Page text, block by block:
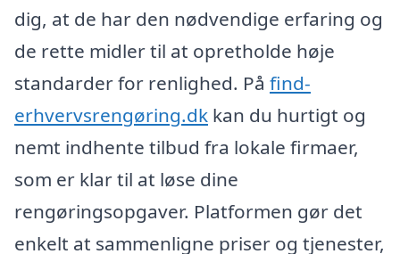
dig, at de har den nødvendige erfaring og
de rette midler til at opretholde høje
standarder for renlighed. På find-
erhvervsrengøring.dk kan du hurtigt og
nemt indhente tilbud fra lokale firmaer,
som er klar til at løse dine
rengøringsopgaver. Platformen gør det
enkelt at sammenligne priser og tjenester,